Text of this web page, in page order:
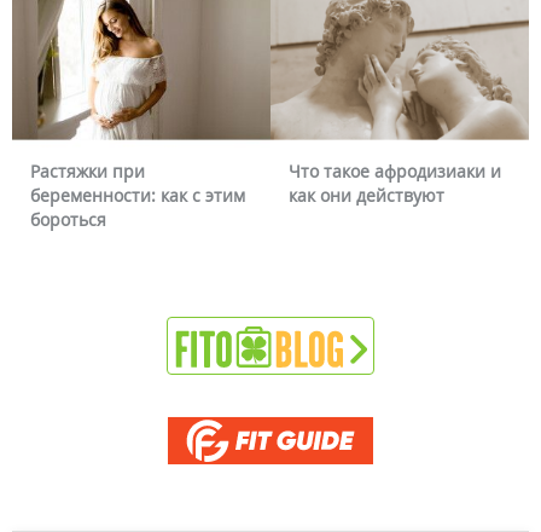
Растяжки при
беременности: как с этим
бороться
Что такое афродизиаки и
как они действуют